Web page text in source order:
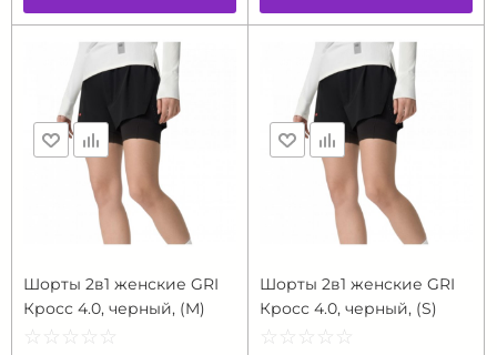
Шорты 2в1 женские GRI
Кросс 4.0, черный, (M)
☆ ☆ ☆ ☆ ☆
★ ★ ★ ★ ★
Шорты 2в1 женские GRI
Кросс 4.0, черный, (S)
☆ ☆ ☆ ☆ ☆
★ ★ ★ ★ ★